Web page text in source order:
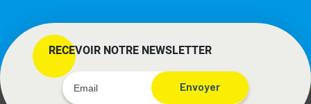
RECEVOIR NOTRE NEWSLETTER
Envoyer